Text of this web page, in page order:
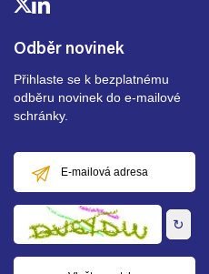
Odběr novinek
Přihlaste se k bezplatnému
odběru novinek do e-mailové
schránky.
mailová
adresa
↻